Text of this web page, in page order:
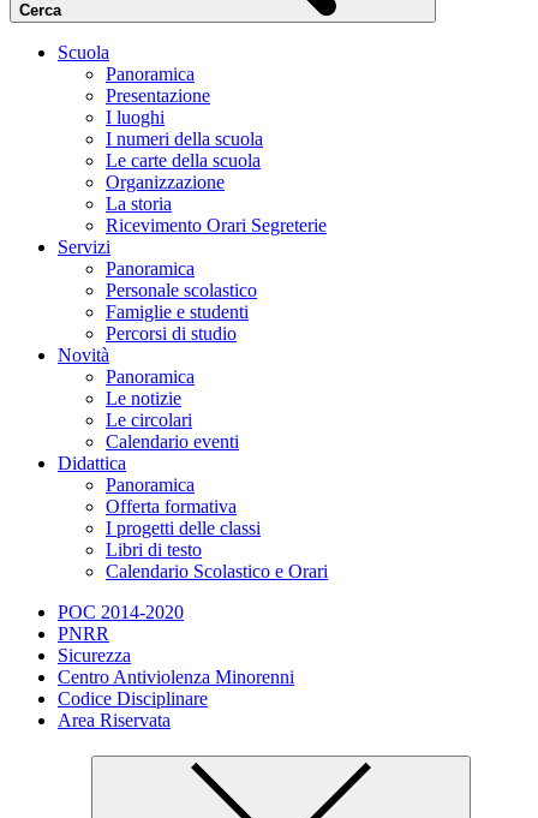
Cerca
Scuola
Panoramica
Presentazione
I luoghi
I numeri della scuola
Le carte della scuola
Organizzazione
La storia
Ricevimento Orari Segreterie
Servizi
Panoramica
Personale scolastico
Famiglie e studenti
Percorsi di studio
Novità
Panoramica
Le notizie
Le circolari
Calendario eventi
Didattica
Panoramica
Offerta formativa
I progetti delle classi
Libri di testo
Calendario Scolastico e Orari
POC 2014-2020
PNRR
Sicurezza
Centro Antiviolenza Minorenni
Codice Disciplinare
Area Riservata